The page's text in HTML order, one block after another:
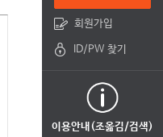
회원가입
ID/PW 찾기
이용안내(조옮김/검색)